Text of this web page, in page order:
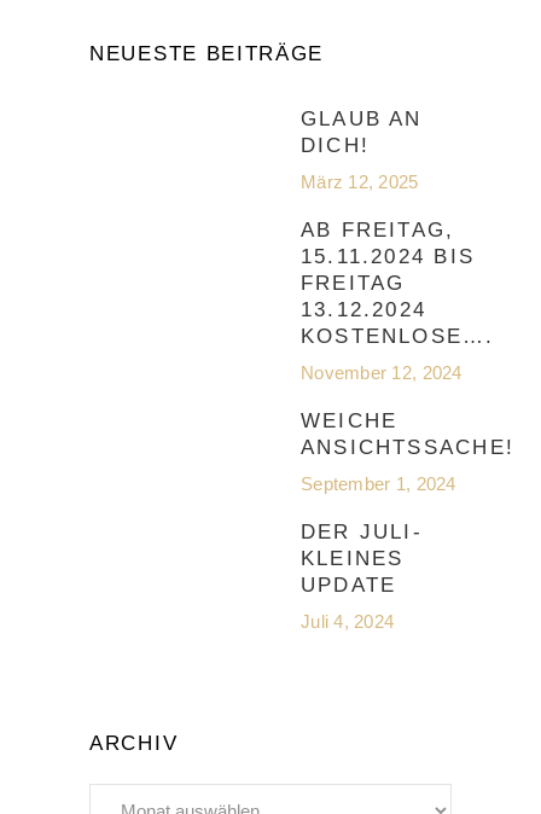
NEUESTE BEITRÄGE
GLAUB AN
DICH!
März 12, 2025
AB FREITAG,
15.11.2024 BIS
FREITAG
13.12.2024
KOSTENLOSE….
November 12, 2024
WEICHE
ANSICHTSSACHE!
September 1, 2024
DER JULI-
KLEINES
UPDATE
Juli 4, 2024
ARCHIV
Archiv